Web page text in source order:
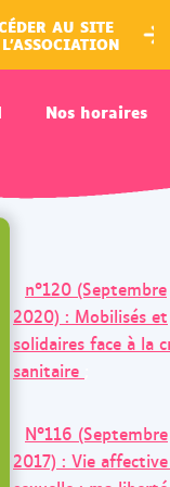
AU SITE
Nos horaires
n°120 (Septembre
2020) : Mobilisés et
solidaires face à la
sanitaire
N°116 (Septembre
2017) : Vie